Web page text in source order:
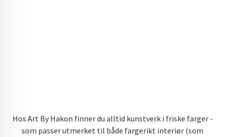
Hos Art By Hakon finner du alltid kunstverk i friske farger -
som passer utmerket til både fargerikt interiør (som